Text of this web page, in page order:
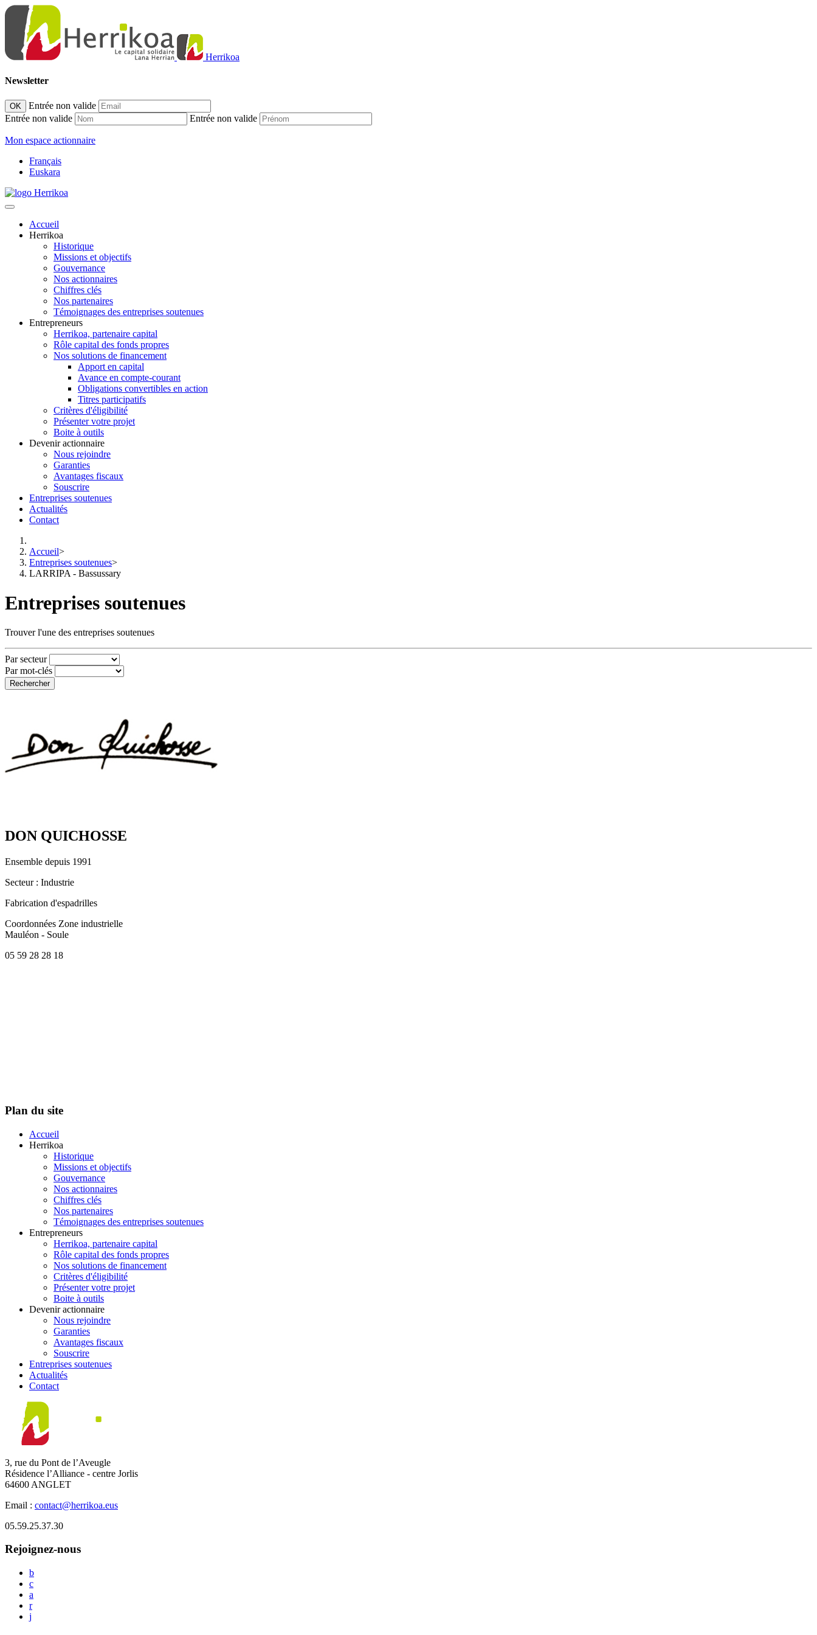
Herrikoa
Newsletter
OK
Entrée non valide
Entrée non valide
Entrée non valide
Mon espace actionnaire
Français
Euskara
Accueil
Herrikoa
Historique
Missions et objectifs
Gouvernance
Nos actionnaires
Chiffres clés
Nos partenaires
Témoignages des entreprises soutenues
Entrepreneurs
Herrikoa, partenaire capital
Rôle capital des fonds propres
Nos solutions de financement
Apport en capital
Avance en compte-courant
Obligations convertibles en action
Titres participatifs
Critères d'éligibilité
Présenter votre projet
Boite à outils
Devenir actionnaire
Nous rejoindre
Garanties
Avantages fiscaux
Souscrire
Entreprises soutenues
Actualités
Contact
Accueil>
Entreprises soutenues>
LARRIPA - Bassussary
Entreprises soutenues
Trouver l'une des entreprises soutenues
Par secteur
Par mot-clés
Rechercher
DON QUICHOSSE
Ensemble depuis 1991
Secteur: Industrie
Fabrication d'espadrilles
Coordonnées Zone industrielle
Mauléon - Soule
05 59 28 28 18
Plan du site
Accueil
Herrikoa
Historique
Missions et objectifs
Gouvernance
Nos actionnaires
Chiffres clés
Nos partenaires
Témoignages des entreprises soutenues
Entrepreneurs
Herrikoa, partenaire capital
Rôle capital des fonds propres
Nos solutions de financement
Critères d'éligibilité
Présenter votre projet
Boite à outils
Devenir actionnaire
Nous rejoindre
Garanties
Avantages fiscaux
Souscrire
Entreprises soutenues
Actualités
Contact
3, rue du Pont de l’Aveugle
Résidence l’Alliance - centre Jorlis
64600 ANGLET
Email : contact@herrikoa.eus
05.59.25.37.30
Rejoignez-nous
b
c
a
r
j